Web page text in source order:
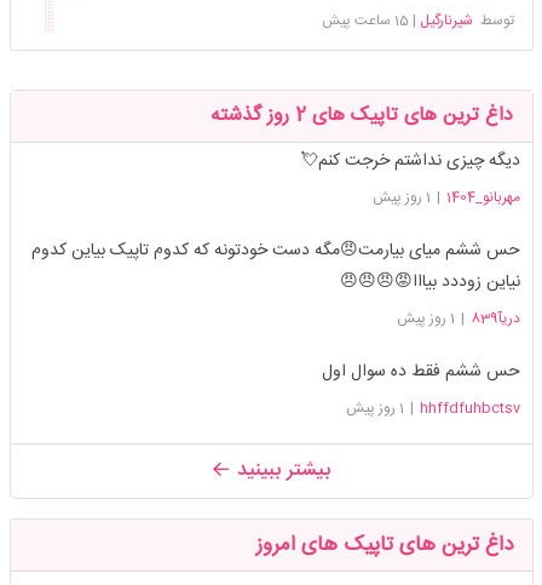
توسط شیرنارگیل |15 ساعت پیش
داغ ترین های تاپیک های 2 روز گذشته
دیگه چیزی نداشتم خرجت کنم💘
مهربانو_1404 | 1 روز پیش
حس ششم میای بیارمت😠مگه دست خودتونه که کدوم تاپیک بیاین کدوم
نیاین زوددد بیااا😡😠😠😠
دریآ839 | 1 روز پیش
حس ششم فقط ده سوال اول
hhffdfuhbctsv
| 1 روز پیش
بیشتر ببینید
داغ ترین های تاپیک های امروز